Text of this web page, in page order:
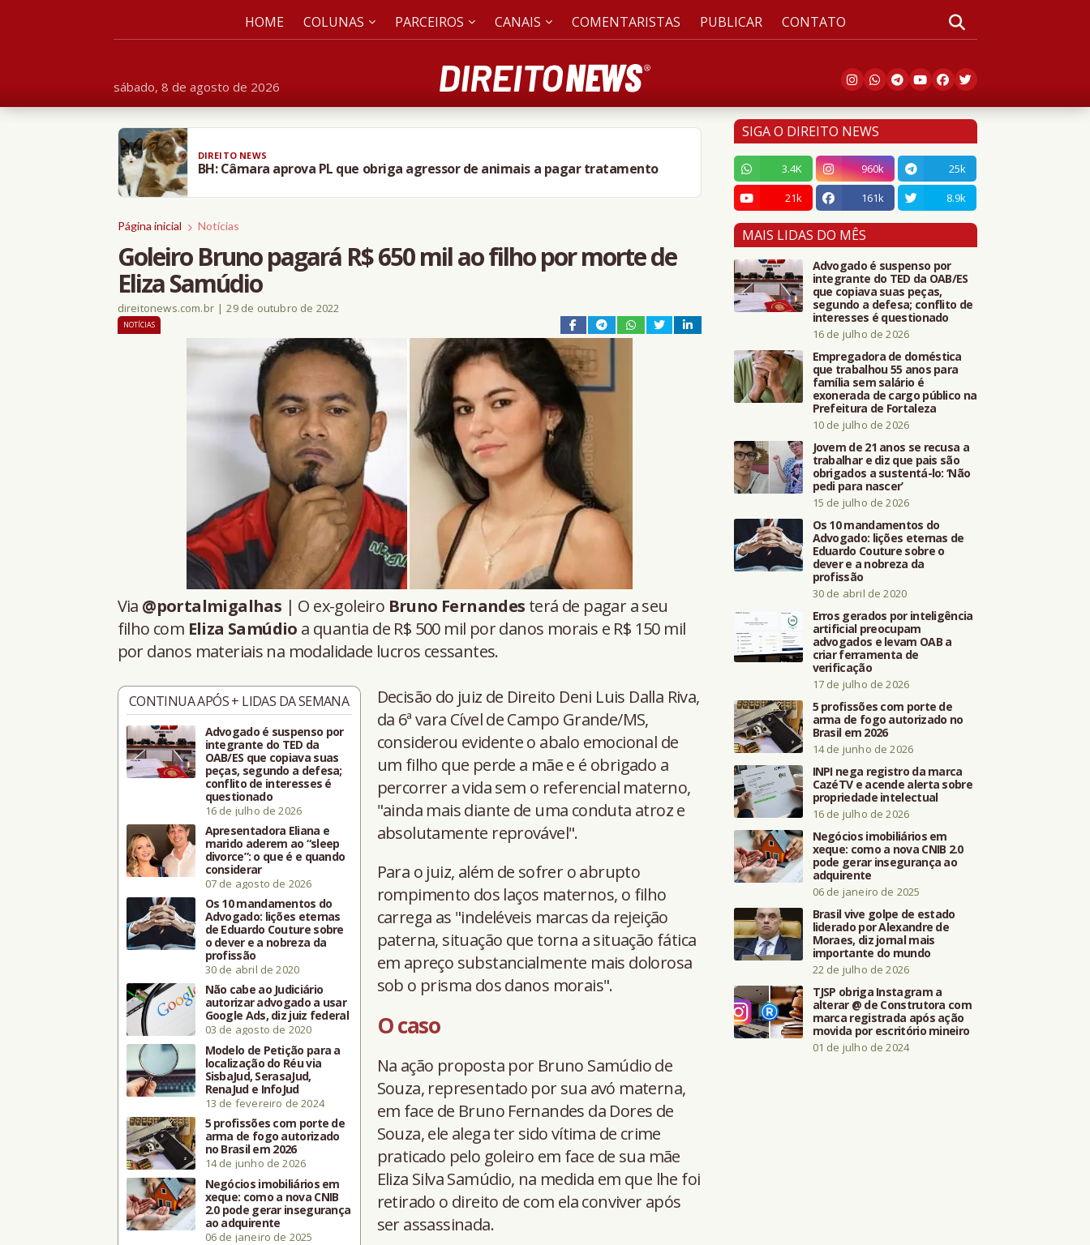
sábado, 8 de agosto de 2026
HOME COLUNAS PARCEIROS CANAIS COMENTARISTAS PUBLICAR CONTATO
DIREITO NEWS
BH: Câmara aprova PL que obriga agressor de animais a pagar tratamento
Página inicial Notícias
Goleiro Bruno pagará R$ 650 mil ao filho por morte de
Eliza Samúdio
direitonews.com.br | 29 de outubro de 2022
NOTÍCIAS
Via @portalmigalhas | O ex-goleiro Bruno Fernandes terá de pagar a seu
filho com Eliza Samúdio a quantia de R$ 500 mil por danos morais e R$ 150 mil
por danos materiais na modalidade lucros cessantes.
CONTINUA APÓS + LIDAS DA SEMANA
Advogado é suspenso por
integrante do TED da
OAB/ES que copiava suas
peças, segundo a defesa;
conflito de interesses é
questionado
16 de julho de 2026
Apresentadora Eliana e
marido aderem ao “sleep
divorce”: o que é e quando
considerar
07 de agosto de 2026
Os 10 mandamentos do
Advogado: lições eternas
de Eduardo Couture sobre
o dever e a nobreza da
profissão
30 de abril de 2020
Não cabe ao Judiciário
autorizar advogado a usar
Google Ads, diz juiz federal
03 de agosto de 2020
Modelo de Petição para a
localização do Réu via
SisbaJud, SerasaJud,
RenaJud e InfoJud
13 de fevereiro de 2024
5 profissões com porte de
arma de fogo autorizado
no Brasil em 2026
14 de junho de 2026
Negócios imobiliários em
xeque: como a nova CNIB
2.0 pode gerar insegurança
ao adquirente
06 de janeiro de 2025
Decisão do juiz de Direito Deni Luis Dalla Riva,
da 6ª vara Cível de Campo Grande/MS,
considerou evidente o abalo emocional de
um filho que perde a mãe e é obrigado a
percorrer a vida sem o referencial materno,
"ainda mais diante de uma conduta atroz e
absolutamente reprovável".
Para o juiz, além de sofrer o abrupto
rompimento dos laços maternos, o filho
carrega as "indeléveis marcas da rejeição
paterna, situação que torna a situação fática
em apreço substancialmente mais dolorosa
sob o prisma dos danos morais".
O caso
Na ação proposta por Bruno Samúdio de
Souza, representado por sua avó materna,
em face de Bruno Fernandes da Dores de
Souza, ele alega ter sido vítima de crime
praticado pelo goleiro em face de sua mãe
Eliza Silva Samúdio, na medida em que lhe foi
retirado o direito de com ela conviver após
ser assassinada.
SIGA O DIREITO NEWS
3.4K 960k
25k
21k
161k 8.9k
MAIS LIDAS DO MÊS
Advogado é suspenso por
integrante do TED da OAB/ES
que copiava suas peças,
segundo a defesa; conflito de
interesses é questionado
16 de julho de 2026
Empregadora de doméstica
que trabalhou 55 anos para
família sem salário é
exonerada de cargo público na
Prefeitura de Fortaleza
10 de julho de 2026
Jovem de 21 anos se recusa a
trabalhar e diz que pais são
obrigados a sustentá-lo: ‘Não
pedi para nascer’
15 de julho de 2026
Os 10 mandamentos do
Advogado: lições eternas de
Eduardo Couture sobre o
dever e a nobreza da
profissão
30 de abril de 2020
Erros gerados por inteligência
artificial preocupam
advogados e levam OAB a
criar ferramenta de
verificação
17 de julho de 2026
5 profissões com porte de
arma de fogo autorizado no
Brasil em 2026
14 de junho de 2026
INPI nega registro da marca
CazéTV e acende alerta sobre
propriedade intelectual
16 de julho de 2026
Negócios imobiliários em
xeque: como a nova CNIB 2.0
pode gerar insegurança ao
adquirente
06 de janeiro de 2025
Brasil vive golpe de estado
liderado por Alexandre de
Moraes, diz jornal mais
importante do mundo
22 de julho de 2026
TJSP obriga Instagram a
alterar @ de Construtora com
marca registrada após ação
movida por escritório mineiro
01 de julho de 2024